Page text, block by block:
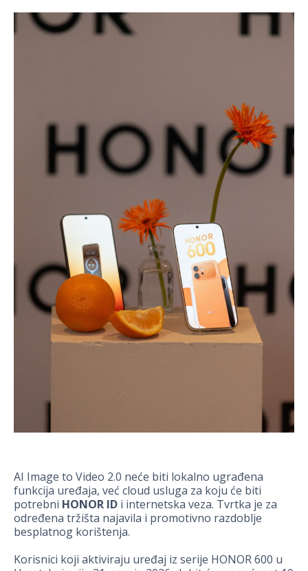
AI Image to Video 2.0 neće biti lokalno ugrađena
funkcija uređaja, već cloud usluga za koju će biti
potrebni HONOR ID i internetska veza. Tvrtka je za
određena tržišta najavila i promotivno razdoblje
besplatnog korištenja.
Korisnici koji aktiviraju uređaj iz serije HONOR 600 u